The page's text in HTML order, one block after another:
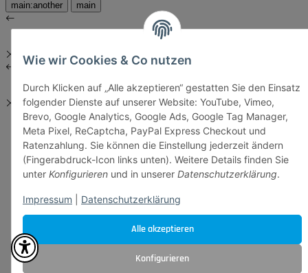
Alle akzeptieren
Konfigurieren
Wie wir Cookies & Co nutzen
Durch Klicken auf „Alle akzeptieren“ gestatten Sie den Einsatz
folgender Dienste auf unserer Website: YouTube, Vimeo,
Brevo, Google Analytics, Google Ads, Google Tag Manager,
Meta Pixel, ReCaptcha, PayPal Express Checkout und
Ratenzahlung. Sie können die Einstellung jederzeit ändern
(Fingerabdruck-Icon links unten). Weitere Details finden Sie
unter Konfigurieren und in unserer Datenschutzerklärung.
Impressum Datenschutzerklärung
main:another main